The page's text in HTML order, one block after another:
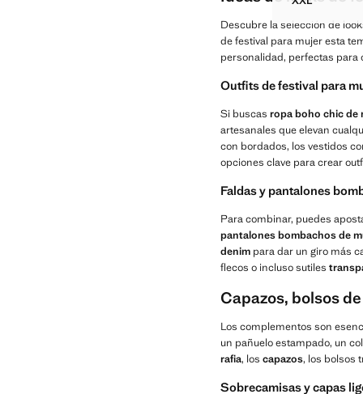
PANTALÓN
Descubre la selección de
de festival para mujer esta
personalidad, perfectas para
Outfits de festival para
Si buscas ropa boho chic de
artesanales que elevan
con bordados, los vestidos
opciones clave para crear
Faldas y pantalones
Para combinar, puedes
pantalones bombachos de
denim para dar un giro más
flecos o incluso sutiles
Capazos, bolsos
Los complementos son
un pañuelo estampado, un
rafia, los capazos, los bolsos
Sobrecamisas y capas